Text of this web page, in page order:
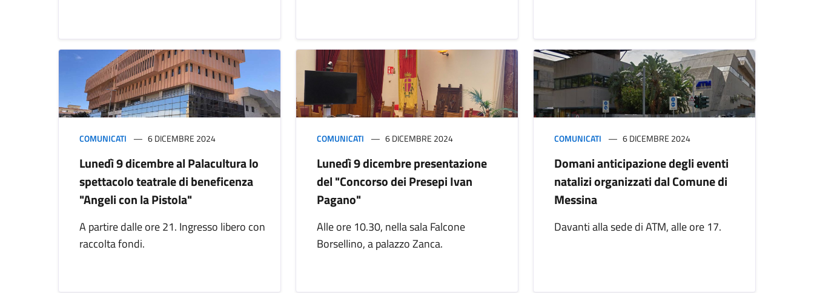
COMUNICATI 6 DICEMBRE 2024
Lunedì 9 dicembre al Palacultura lo
spettacolo teatrale di beneficenza
"Angeli con la Pistola"
A partire dalle ore 21. Ingresso libero con
raccolta fondi.
COMUNICATI 6 DICEMBRE 2024
Lunedì 9 dicembre presentazione
del "Concorso dei Presepi Ivan
Pagano"
Alle ore 10.30, nella sala Falcone
Borsellino, a palazzo Zanca.
COMUNICATI 6 DICEMBRE 2024
Domani anticipazione degli eventi
natalizi organizzati dal Comune di
Messina
Davanti alla sede di ATM, alle ore 17.